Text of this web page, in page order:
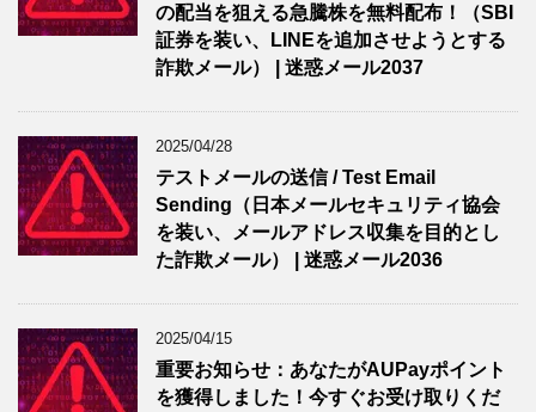
の配当を狙える急騰株を無料配布！（SBI
証券を装い、LINEを追加させようとする
詐欺メール） | 迷惑メール2037
2025/04/28
テストメールの送信 / Test Email
Sending（日本メールセキュリティ協会
を装い、メールアドレス収集を目的とし
た詐欺メール） | 迷惑メール2036
2025/04/15
重要お知らせ：あなたがAUPayポイント
を獲得しました！今すぐお受け取りくだ